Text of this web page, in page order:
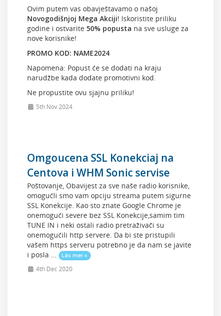
Ovim putem vas obavještavamo o našoj
Novogodišnjoj Mega Akciji! Iskoristite priliku
godine i ostvarite 50% popusta na sve usluge za
nove korisnike!
PROMO KOD: NAME2024
Napomena: Popust će se dodati na kraju
narudžbe kada dodate promotivni kod.
Ne propustite ovu sjajnu priliku!
5th Nov 2024
Omgoucena SSL Konekciaj na
Centova i WHM Sonic servise
Poštovanje, Obavijest za sve naše radio korisnike,
omogućli smo vam opciju streama putem sigurne
SSL Konekcije. Kao sto znate Google Chrome je
onemogući severe bez SSL Konekcije,samim tim
TUNE IN i neki ostali radio pretraživači su
onemogućili http servere. Da bi ste pristupili
vašem https serveru potrebno je da nam se javite
i posla ...
Läs mer »
4th Dec 2020